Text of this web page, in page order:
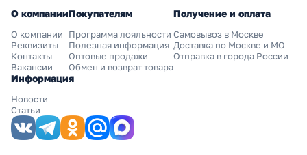
О компании
О компании
Реквизиты
Контакты
Вакансии
Покупателям
Программа лояльности
Полезная информация
Оптовые продажи
Обмен и возврат товара
Получение и оплата
Самовывоз в Москве
Доставка по Москве и МО
Отправка в города России
Информация
Новости
Статьи